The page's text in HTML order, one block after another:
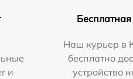
и
Наш курьер в
бесплатно
устройство